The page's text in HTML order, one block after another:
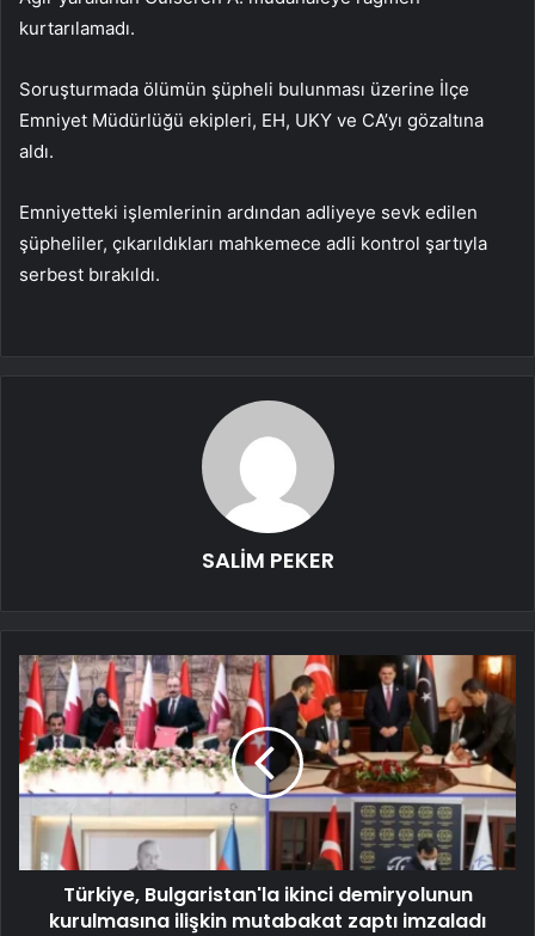
kurtarılamadı.
Soruşturmada ölümün şüpheli bulunması üzerine İlçe
Emniyet Müdürlüğü ekipleri, EH, UKY ve CA’yı gözaltına
aldı.
Emniyetteki işlemlerinin ardından adliyeye sevk edilen
şüpheliler, çıkarıldıkları mahkemece adli kontrol şartıyla
serbest bırakıldı.
SALİM PEKER
Türkiye, Bulgaristan'la ikinci demiryolunun
kurulmasına ilişkin mutabakat zaptı imzaladı